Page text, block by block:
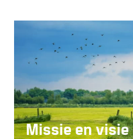
Missie en visie